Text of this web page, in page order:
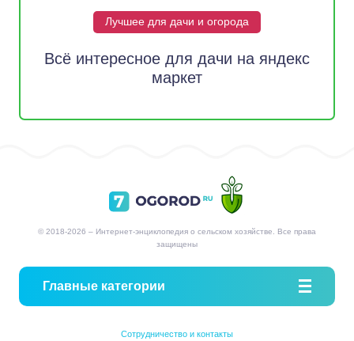
Лучшее для дачи и огорода
Всё интересное для дачи на яндекс
маркет
© 2018-2026 – Интернет-энциклопедия о сельском хозяйстве. Все права
защищены
Главные категории
Сотрудничество и контакты